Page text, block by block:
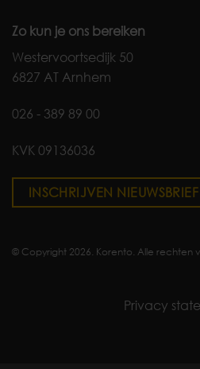
Zo kun je ons bereiken
Westervoortsedijk 50
6827 AT Arnhem
026 - 389 89 00
KVK 09136036
INSCHRIJVEN NIEUWSBRIEF
© Copyright 2026. Korento. Alle rechten
Privacy